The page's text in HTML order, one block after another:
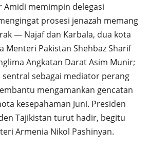
Amidi memimpin delegasi
prosesi jenazah memang
— Najaf dan Karbala, dua kota
Menteri Pakistan Shehbaz Sharif
Angkatan Darat Asim Munir;
sebagai mediator perang
mengamankan gencatan
kesepahaman Juni. Presiden
Tajikistan turut hadir, begitu
Armenia Nikol Pashinyan.